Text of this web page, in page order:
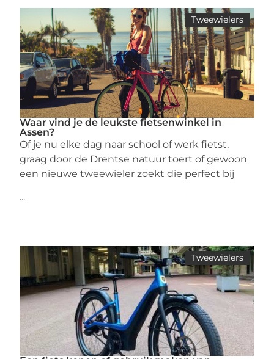
Tweewielers
Waar vind je de leukste fietsenwinkel in
Assen?
Of je nu elke dag naar school of werk fietst,
graag door de Drentse natuur toert of gewoon
een nieuwe tweewieler zoekt die perfect bij
...
Tweewielers